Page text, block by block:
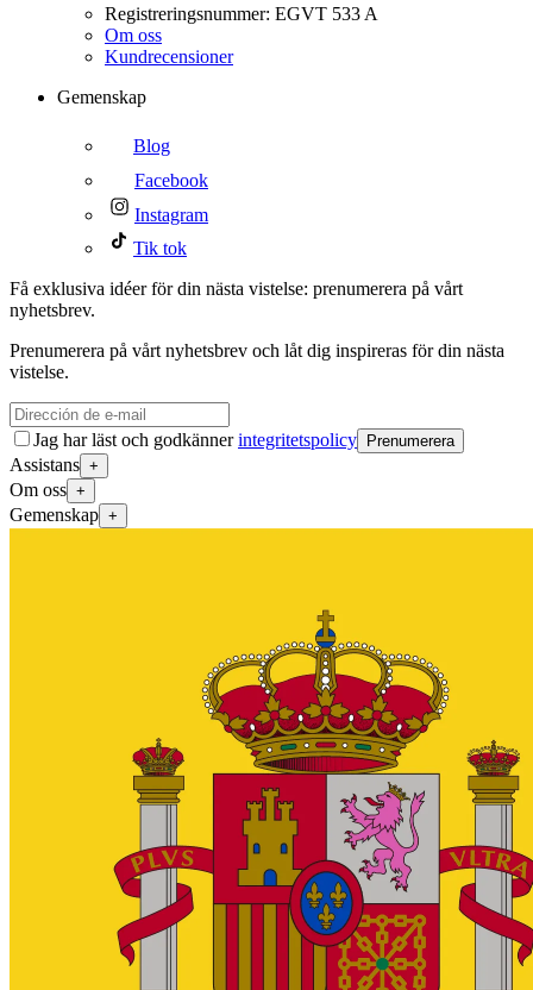
Registreringsnummer: EGVT 533 A
Om oss
Kundrecensioner
Gemenskap
Blog
Facebook
Instagram
Tik tok
Få exklusiva idéer för din nästa vistelse: prenumerera på vårt
nyhetsbrev.
Prenumerera på vårt nyhetsbrev och låt dig inspireras för din nästa
vistelse.
Jag har läst och godkännerintegritetspolicy Prenumerera
Assistans +
Om oss +
Gemenskap +